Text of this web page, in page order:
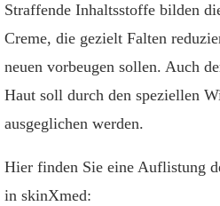
Straffende Inhaltsstoffe bilden
Creme, die gezielt Falten
neuen vorbeugen sollen. Auch
Haut soll durch den speziellen
ausgeglichen werden.
Hier finden Sie eine Auflistung
in skinXmed: